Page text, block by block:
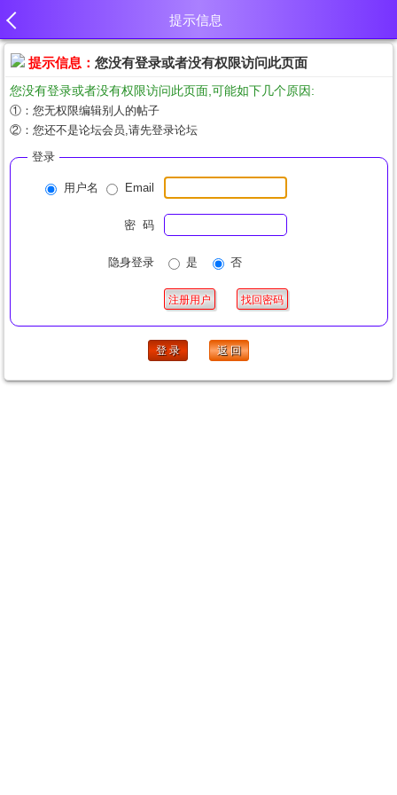
提示信息
提示信息： 您没有登录或者没有权限访问此页面
您没有登录或者没有权限访问此页面,可能如下几个原因:
①：您无权限编辑别人的帖子
②：您还不是论坛会员,请先登录论坛
登录
用户名 Email
密 码
隐身登录 是 否